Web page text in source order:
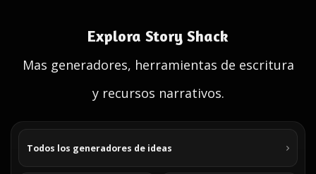
Explora Story Shack
Mas generadores, herramientas de escritura
y recursos narrativos.
Todos los generadores de ideas